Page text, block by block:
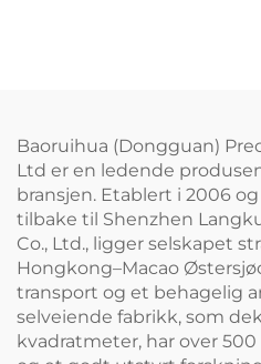
Baoruihua (Dongguan)
Ltd er en ledende
bransjen. Etablert i 2006
tilbake til Shenzhen
Co., Ltd., ligger selskapet
Hongkong–Macao
transport og et behagelig
selveiende fabrikk, som
kvadratmeter, har over